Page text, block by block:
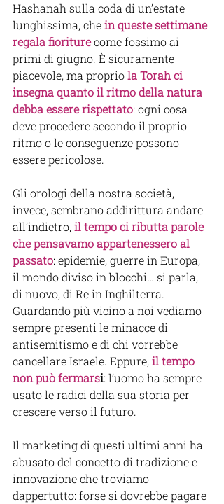
Hashanah sulla coda di un’estate
lunghissima, chein queste settimane
regala fioriture come fossimo ai
primi di giugno. È sicuramente
piacevole, ma proprio la Torah ci
insegna quanto il ritmo della natura
debba essere rispettato: ogni cosa
deve procedere secondo il proprio
ritmo o le conseguenze possono
essere pericolose.
Gli orologi della nostra società,
invece, sembrano addirittura andare
all’indietro, il tempo ci ributta parole
che pensavamo appartenessero al
passato: epidemie, guerre in Europa,
il mondo diviso in blocchi… si parla,
di nuovo, di Re in Inghilterra.
Guardando più vicino a noi vediamo
sempre presenti le minacce di
antisemitismo e di chi vorrebbe
cancellare Israele. Eppure, il tempo
non può fermarsi: l’uomo ha sempre
usato le radici della sua storia per
crescere verso il futuro.
Il marketing di questi ultimi anni ha
abusato del concetto di tradizione e
innovazione che troviamo
dappertutto: forse si dovrebbe pagare